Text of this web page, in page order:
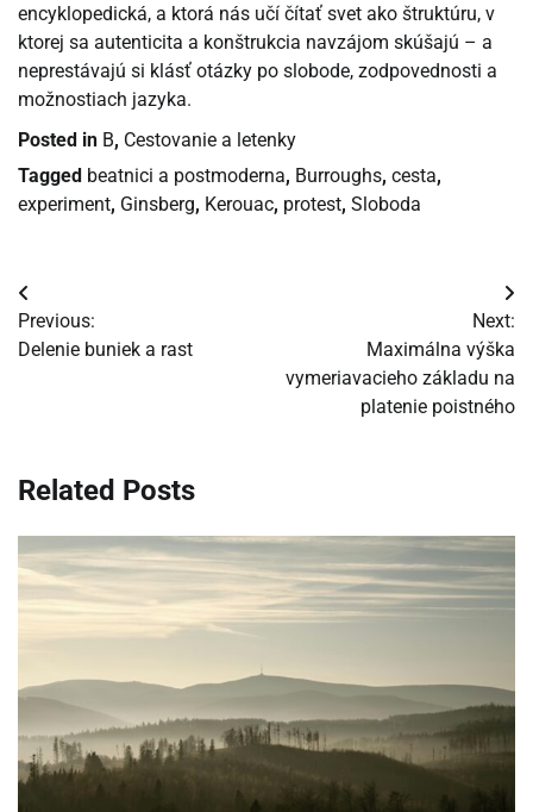
encyklopedická, a ktorá nás učí čítať svet ako štruktúru, v
ktorej sa autenticita a konštrukcia navzájom skúšajú – a
neprestávajú si klásť otázky po slobode, zodpovednosti a
možnostiach jazyka.
Posted in B, Cestovanie a letenky
Tagged beatnici a postmoderna, Burroughs, cesta,
experiment, Ginsberg, Kerouac, protest, Sloboda
Navigácia
v
Previous:
Delenie buniek a rast
Next:
Maximálna výška
vymeriavacieho základu na
platenie poistného
Related Posts